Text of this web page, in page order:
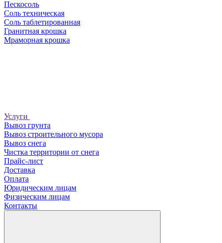
Пескосоль
Соль техническая
Соль таблетированная
Гранитная крошка
Мраморная крошка
Услуги
Вывоз грунта
Вывоз строительного мусора
Вывоз снега
Чистка территории от снега
Прайс-лист
Доставка
Оплата
Юридическим лицам
Физическим лицам
Контакты